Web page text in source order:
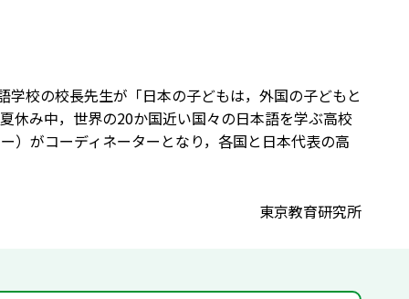
校の校長先生が「日本の子どもは，外国の子どもと
休み中，世界の20か国近い国々の日本語を学ぶ高校
）がコーディネーターとなり，各国と日本代表の高
東京教育研究所